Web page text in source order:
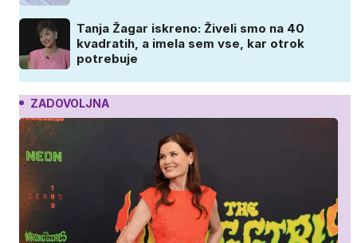
Tanja Žagar iskreno: Živeli smo na 40
kvadratih, a imela sem vse, kar otrok
potrebuje
ZADOVOLJNA